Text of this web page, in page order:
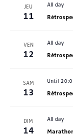
JEU
11
All day
VEN
12
All day
SAM
13
Until
DIM
14
All day